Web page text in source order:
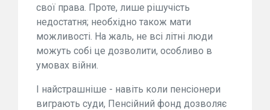
свої права. Проте, лише рішучість
недостатня; необхідно також мати
можливості. На жаль, не всі літні люди
можуть собі це дозволити, особливо в
умовах війни.
І найстрашніше - навіть коли пенсіонери
виграють суди, Пенсійний фонд дозволяє